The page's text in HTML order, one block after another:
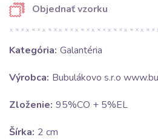
Objednať vzorku
Kategória: Galantéria
Výrobca: Bubulákovo s.r.o
Zloženie: 95%CO + 5%EL
Šírka: 2 cm